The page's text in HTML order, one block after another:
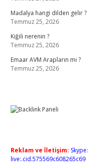
Madalya hangi dilden gelir ?
Temmuz 25, 2026
Kiğili nerenin ?
Temmuz 25, 2026
Emaar AVM Arapların mı ?
Temmuz 25, 2026
Reklam ve İletişim: Skype:
live:.cid.575569c608265c69